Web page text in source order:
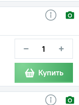
− +
Купить